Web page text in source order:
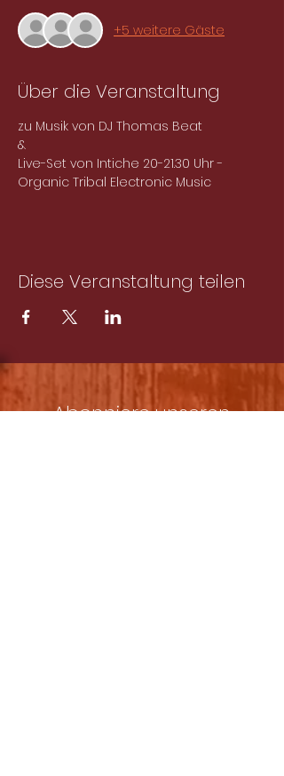
+5 weitere Gäste
Über die Veranstaltung
zu Musik von DJ Thomas Beat
&
Live-Set von Intiche 20-21.30 Uhr -
Organic Tribal Electronic Music
Diese Veranstaltung teilen
Abonniere unseren